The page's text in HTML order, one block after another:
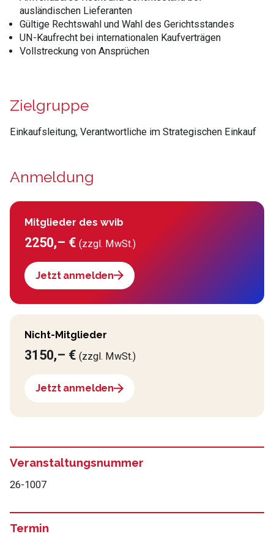
ausländischen Lieferanten
Gültige Rechtswahl und Wahl des Gerichtsstandes
UN-Kaufrecht bei internationalen Kaufverträgen
Vollstreckung von Ansprüchen
Zielgruppe
Einkaufsleitung, Verantwortliche im Strategischen Einkauf
Anmeldung
Mitglieder des wvib
2250,– €(zzgl. MwSt.)
Jetzt anmelden
Nicht-Mitglieder
3150,– €(zzgl. MwSt.)
Jetzt anmelden
Veranstaltungsnummer
26-1007
Termin